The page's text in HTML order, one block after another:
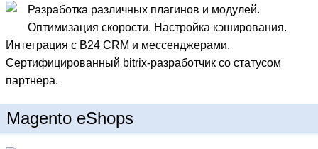
Разработка различных плагинов и модулей.
Оптимизация скорости. Настройка кэширования.
Интеграция с B24 CRM и мессенджерами.
Сертифицированный bitrix-разработчик со статусом
партнера.
Magento eShops